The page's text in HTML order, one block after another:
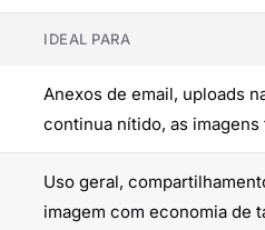
IDEAL PARA
Anexos de email, uploads
continua nítido, as
Uso geral,
imagem com economia de